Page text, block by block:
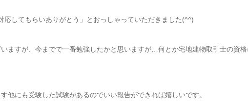
応してもらいありがとう」とおっしゃっていただきました(^^)
ますが、今までで一番勉強したかと思いますが…何とか宅地建物取引士の資
他にも受験した試験があるのでいい報告ができれば嬉しいです。